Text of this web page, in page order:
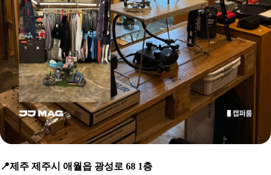
📍제주 제주시 애월읍 광성로 68 1층